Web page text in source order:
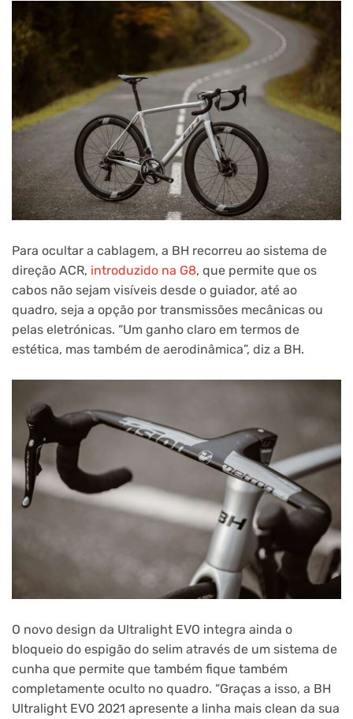
Para ocultar a cablagem, a BH recorreu ao sistema de
direção ACR, introduzido na G8, que permite que os
cabos não sejam visíveis desde o guiador, até ao
quadro, seja a opção por transmissões mecânicas ou
pelas eletrónicas. “Um ganho claro em termos de
estética, mas também de aerodinâmica”, diz a BH.
O novo design da Ultralight EVO integra ainda o
bloqueio do espigão do selim através de um sistema de
cunha que permite que também fique também
completamente oculto no quadro. “Graças a isso, a BH
Ultralight EVO 2021 apresente a linha mais clean da sua